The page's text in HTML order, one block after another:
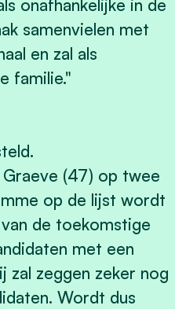
onafhankelijke in de
samenvielen met
en zal als
familie."
(47) op twee
op de lijst wordt
de toekomstige
met een
zal zeggen zeker nog
Wordt dus